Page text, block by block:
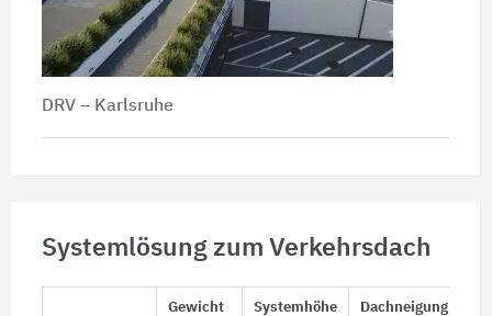
DRV – Karlsruhe
Systemlösung zum Verkehrsdach
Gewicht Systemhöhe Dachneigung